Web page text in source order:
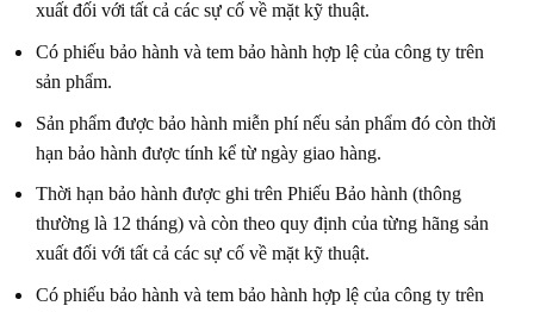
xuất đối với tất cả các sự cố về mặt kỹ thuật.
Có phiếu bảo hành và tem bảo hành hợp lệ của công ty trên
sản phẩm.
Sản phẩm được bảo hành miễn phí nếu sản phẩm đó còn thời
hạn bảo hành được tính kể từ ngày giao hàng.
Thời hạn bảo hành được ghi trên Phiếu Bảo hành (thông
thường là 12 tháng) và còn theo quy định của từng hãng sản
xuất đối với tất cả các sự cố về mặt kỹ thuật.
Có phiếu bảo hành và tem bảo hành hợp lệ của công ty trên